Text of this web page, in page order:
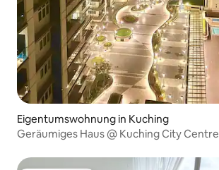
Eigentumswohnung in Kuching
Geräumiges Haus @ Kuching City Centre